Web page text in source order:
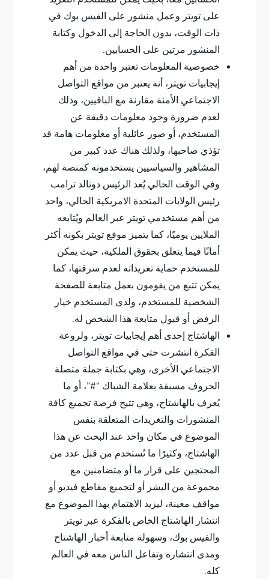
على تويتر وعمل منشور على الفيس بوك في
ذات الوقت، بدون الحاجة إلى الدخول وكتابة
المنشور مرتين على الحسابين.
خصوصية المعلومات تعتبر واحدة من أهم
إيجابيات تويتر، أنه يعتبر من مواقع التواصل
الاجتماعي الأمنة مقارنة مع الباقيين، وذلك
لعدم ضرورة وجود معلومات دقيقة عن
المستخدم، أو صور عائلية أو معلومات هامة قد
تؤذي صاحبها، ولذلك هناك عدد كبير من
المشاهير والسياسيين يستخدمونه كمنصة لهم،
وفي الوقت الحالي يُعد الرئيس دونالد ترامب
رئيس الولايات المتحدة الامريكية الحالي، واحد
من أهم مستخدمي تويتر عبر العالم ويُتابعه
الملايين يوميًا، كما يتميز موقع تويتر بكونه أكثر
أمانًا فيما يتعلق بحقوق الملكية، حيث يمكن
للمستخدم حماية تغريداته لعدم سرقتها، كما
يمكن تتبع من يقومون بعمل متابعة للصفحة
الشخصية للمستخدم، ولدى المستخدم خيار
الرفض أو قبول متابعة هذا الشخص له.
الهاشتاج إحدى أهم إيجابيات تويتر، ولروعة
الفكرة انتشرت حتى في مواقع التواصل
الاجتماعي الأخرى، وهي بكتابة جملة متصلة
الحروف مسبقة بعلامة الشباك “#”، أو ما
يُعرف بالهاشتاج، وهي تتيح فرصة تجميع كافة
المنشورات والتغريدات المتعلقة بنفس
الموضوع في مكان واحد عند البحث عن هذا
الهاشتاج، وكثيرًا ما تُستخدم من قبل عدد من
المحتجين على قرار ما أو متضامنين مع
مجموعة من البشر أو لتجميع مقاطع فيديو أو
مواقف معينة، ليزيد الاهتمام بهذا الموضوع مع
انتشار الهاشتاج الخاص بالفكرة عبر تويتر
والفيس بوك، وسهولة متابعة أخبار الهاشتاج
ومدى انتشاره وتفاعل الناس معه في العالم
كله.